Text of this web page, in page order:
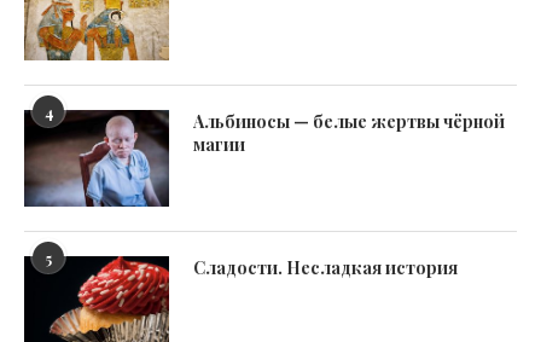
4
Альбиносы — белые жертвы чёрной
магии
5 Сладости. Несладкая история